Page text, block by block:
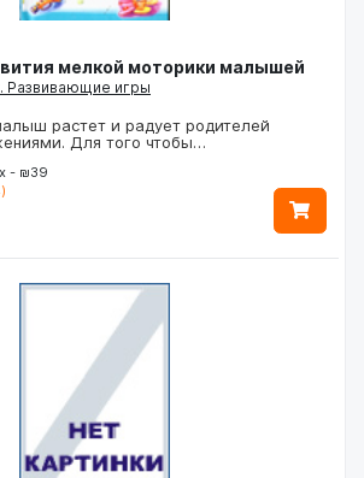
мелкой моторики малышей
Развивающие игры
растет и радует родителей
Для того чтобы…
- ₪39